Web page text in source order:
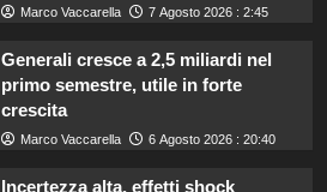
Marco Vaccarella 7 Agosto 2026 : 2:45
Generali cresce a 2,5 miliardi nel
primo semestre, utile in forte
crescita
Marco Vaccarella 6 Agosto 2026 : 20:40
Incertezza alta, effetti shock